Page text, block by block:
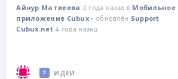
Айнур Матвеева 4 года назад в Мобильное
приложение Cubux • обновлён Support
Cubux.net4 года назад
ИДЕИ